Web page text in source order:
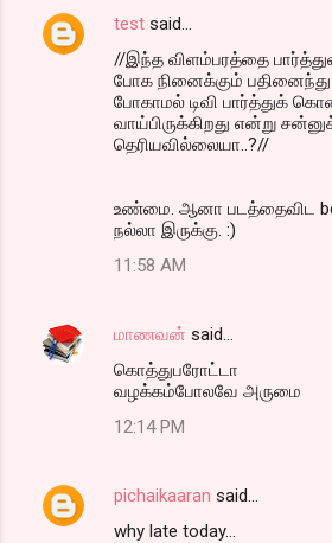
test said…
//இந்த விளம்பரத்தை
போக நினைக்கும் பதினைந்து
போகாமல் டிவி பார்த்துக்
வாய்பிருக்கிறது என்று
தெரியவில்லையா..?//
உண்மை. ஆனா படத்தைவிட
நல்லா இருக்கு. :)
11:58 AM
மாணவன் said…
கொத்துபரோட்டா
வழக்கம்போலவே அருமை
12:14 PM
pichaikaaran said…
why late today...